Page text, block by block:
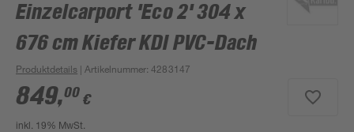
Einzelcarport 'Eco 2' 304 x
676 cm Kiefer KDI PVC-Dach
Produktdetails | Artikelnummer:4283147
849,00 €
inkl. 19% MwSt.